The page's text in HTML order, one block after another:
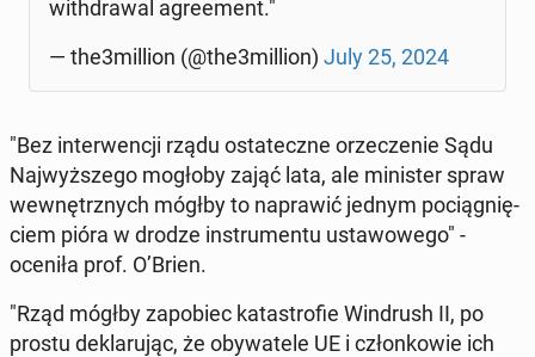
wi­th­dra­wal agre­ement."
— the3million (@the3million) July 25, 2024
"Bez in­ter­wen­cji rządu osta­tecz­ne orze­cze­nie Sądu
Naj­wyż­sze­go mogłoby zająć lata, ale mi­ni­ster spraw
we­wnętrz­nych mógłby to na­pra­wić jednym po­cią­gnię­
ciem pióra w drodze in­stru­men­tu usta­wo­we­go" -
oceniła prof. O’Brien.
"Rząd mógłby za­po­biec ka­ta­stro­fie Win­drush II, po
prostu de­kla­ru­jąc, że oby­wa­te­le UE i człon­ko­wie ich